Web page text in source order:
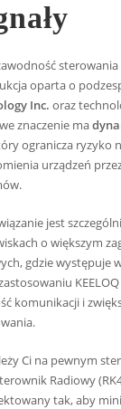
oparta o
Inc. oraz
znaczenie ma
ogranicza ryzyko
urządzeń
jest
o większym
gdzie występuje
komunikacji i
Ci na pewnym
Radiowy
tak, aby